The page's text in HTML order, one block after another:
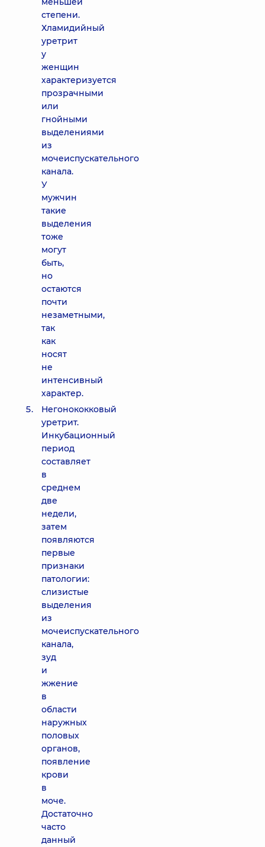
степени.
Хламидийный
уретрит
у
женщин
характеризуется
прозрачными
или
гнойными
выделениями
из
мочеиспускательного
канала.
У
мужчин
такие
выделения
тоже
могут
быть,
но
остаются
почти
незаметными,
так
как
носят
не
интенсивный
характер.
Негонококковый
уретрит.
Инкубационный
период
составляет
в
среднем
две
недели,
затем
появляются
первые
признаки
патологии:
слизистые
выделения
из
мочеиспускательного
канала,
зуд
и
жжение
в
области
наружных
половых
органов,
появление
крови
в
моче.
Достаточно
часто
данный